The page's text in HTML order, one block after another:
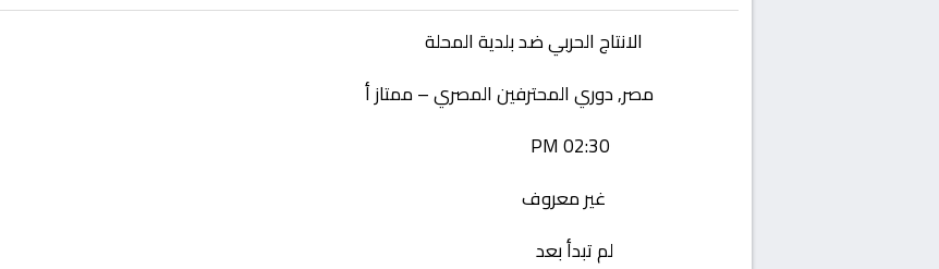
الانتاج الحربي ضد بلدية المحلة
مصر, دوري المحترفين المصري – ممتاز أ
غير معروف
لم تبدأ بعد